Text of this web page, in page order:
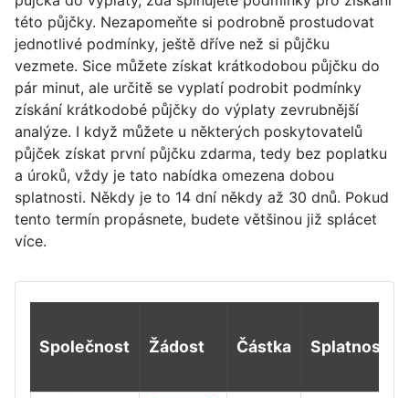
této půjčky. Nezapomeňte si podrobně prostudovat
jednotlivé podmínky, ještě dříve než si půjčku
vezmete. Sice můžete získat krátkodobou půjčku do
pár minut, ale určitě se vyplatí podrobit podmínky
získání krátkodobé půjčky do výplaty zevrubnější
analýze. I když můžete u některých poskytovatelů
půjček získat první půjčku zdarma, tedy bez poplatku
a úroků, vždy je tato nabídka omezena dobou
splatnosti. Někdy je to 14 dní někdy až 30 dnů. Pokud
tento termín propásnete, budete většinou již splácet
více.
Společnost Žádost Částka Splatnost